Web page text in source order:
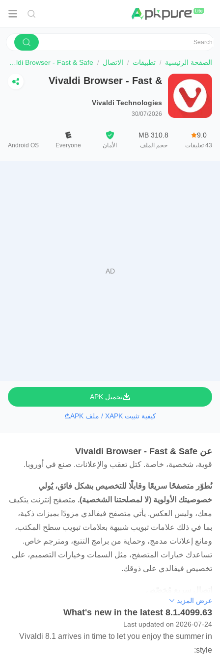
الصفحة الرئيسية تطبيقات الاتصال Vivaldi Browser - Fast & Safe
Vivaldi Browser - Fast &
Vivaldi Technologies
30/07/2026
9.0
43 تعليقات
310.8 MB
حجم الملف الأمان Everyone
Android OS
تحميل APK
كيفية تثبيت XAPK / ملف APK
عن Vivaldi Browser - Fast & Safe
قوية، شخصية، خاصة. كتل تعقب والإعلانات. صنع في أوروبا.
نُطوّر متصفحًا سريعًا وقابلًا للتخصيص بشكل فائق، يُولي
خصوصيتك الأولوية (لا لمصلحتنا الشخصية). متصفح إنترنت يتكيف
معك، وليس العكس. يأتي متصفح فيفالدي مزودًا بميزات ذكية،
بما في ذلك علامات تبويب شبيهة بعلامات تبويب سطح المكتب،
ومانع إعلانات مدمج، وحماية من برامج التتبع، ومترجم خاص.
تساعدك خيارات المتصفح، مثل السمات وخيارات التصميم، على
تخصيص فيفالدي على ذوقك.
تصفح أسرع بإضافة إشاراتك المرجعية المُفضّلة كعلامات تبويب
سريعة في صفحة علامات التبويب الجديدة، لتتمكن من الوصول
إليها بنقرة واحدة. رتّبها في مجلدات، واختر من بين مجموعة من
خيارات التصميم، وخصصها لذوقك. يمكنك أيضًا التبديل بين
عرض المزيد
What's new in the latest 8.1.4099.63
Last updated on 2026-07-24
Vivaldi 8.1 arrives in time to let you enjoy the summer in
style: